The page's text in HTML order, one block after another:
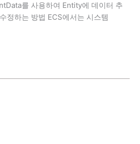
를 사용하여 Entity에 데이터 추
정하는 방법 ECS에서는 시스템